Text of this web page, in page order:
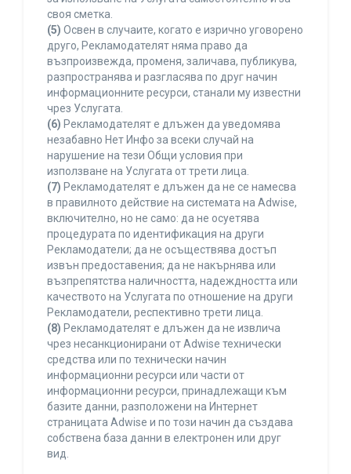
своя сметка.
(5) Освен в случаите, когато е изрично уговорено
друго, Рекламодателят няма право да
възпроизвежда, променя, заличава, публикува,
разпространява и разгласява по друг начин
информационните ресурси, станали му известни
чрез Услугата.
(6) Рекламодателят е длъжен да уведомява
незабавно Нет Инфо за всеки случай на
нарушение на тези Общи условия при
използване на Услугата от трети лица.
(7) Рекламодателят е длъжен да не се намесва
в правилното действие на системата на Adwise,
включително, но не само: да не осуетява
процедурата по идентификация на други
Рекламодатели; да не осъществява достъп
извън предоставения; да не накърнява или
възпрепятства наличността, надеждността или
качеството на Услугата по отношение на други
Рекламодатели, респективно трети лица.
(8) Рекламодателят е длъжен да не извлича
чрез несанкционирани от Adwise технически
средства или по технически начин
информационни ресурси или части от
информационни ресурси, принадлежащи към
базите данни, разположени на Интернет
страницата Adwise и по този начин да създава
собствена база данни в електронен или друг
вид.